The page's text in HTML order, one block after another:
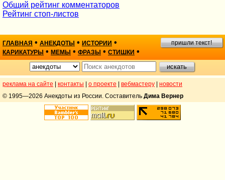
Общий рейтинг комментаторов
Рейтинг стоп-листов
ГЛАВНАЯ • АНЕКДОТЫ • ИСТОРИИ •
КАРИКАТУРЫ • МЕМЫ • ФРАЗЫ • СТИШКИ •
пришли текст!
реклама на сайте контакты о проекте вебмастеру
новости
© 1995—2026 Анекдоты из России. Составитель Дима Вернер